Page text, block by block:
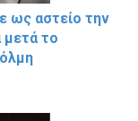
ως αστείο την
μετά το